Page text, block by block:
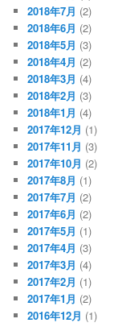
2018年7月 (2)
2018年6月 (2)
2018年5月 (3)
2018年4月 (2)
2018年3月 (4)
2018年2月 (3)
2018年1月 (4)
2017年12月 (1)
2017年11月 (3)
2017年10月 (2)
2017年8月 (1)
2017年7月 (2)
2017年6月 (2)
2017年5月 (1)
2017年4月 (3)
2017年3月 (4)
2017年2月 (1)
2017年1月 (2)
2016年12月 (1)